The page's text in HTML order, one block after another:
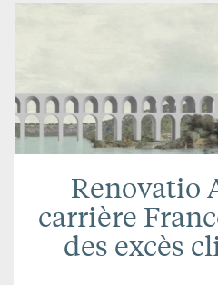
Renovatio
carrière
des excès